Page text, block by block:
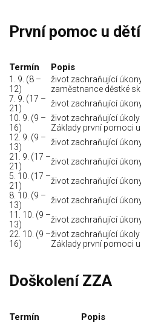
První pomoc u dětí
Termín Popis
1. 9. (8 –
12)
život zachraňující
zaměstnance děstké
7. 9. (17 –
21)
život zachraňující
10. 9. (9 –
16)
život zachraňující úkoly
Základy první pomoci
12. 9. (9 –
13)
život zachraňující
21. 9. (17 –
21)
život zachraňující
5. 10. (17 –
21)
život zachraňující
8. 10. (9 –
13)
život zachraňující
11. 10. (9 –
13)
život zachraňující
22. 10. (9 –
16)
život zachraňující úkoly
Základy první pomoci
Doškolení ZZA
Termín Popis